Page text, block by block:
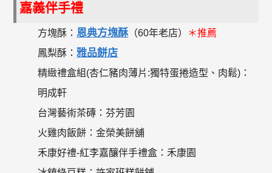
嘉義伴手禮
方塊酥： 恩典方塊酥（60年老店） ＊推薦
鳳梨酥：雅品餅店
精緻禮盒組(杏仁豬肉薄片:獨特蛋捲造型、肉鬆)：
明成軒
台灣藝術茶磚：芬芳園
火雞肉飯餅：金榮美餅舖
禾康好禮-紅李嘉釀伴手禮盒：禾康園